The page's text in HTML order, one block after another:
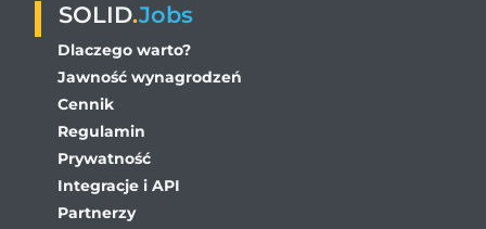
SOLID.Jobs
Dlaczego warto?
Jawność wynagrodzeń
Cennik
Regulamin
Prywatność
Integracje i API
Partnerzy